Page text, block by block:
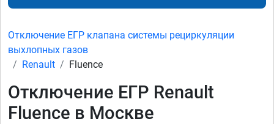
Отключение ЕГР клапана системы рециркуляции
выхлопных газов
Renault
Fluence
Отключение ЕГР Renault
Fluence в Москве